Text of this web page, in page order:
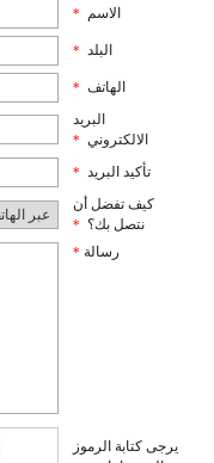
الاسم *
البلد *
الهاتف *
البريد
الالكتروني *
تأكيد البريد *
كيف تفضل أن
نتصل بك؟ *
رسالة *
يرجى كتابة الرموز